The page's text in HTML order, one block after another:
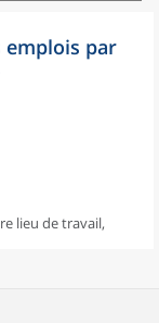
emplois par
lieu de travail,